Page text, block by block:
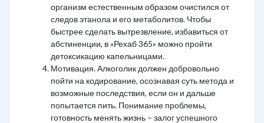
организм естественным образом очистился от
следов этанола и его метаболитов. Чтобы
быстрее сделать вытрезвление, избавиться от
абстиненции, в «Рехаб 365» можно пройти
детоксикацию капельницами.
Мотивация. Алкоголик должен добровольно
пойти на кодирование, осознавая суть метода и
возможные последствия, если он и дальше
попытается пить. Понимание проблемы,
готовность менять жизнь – залог успешного